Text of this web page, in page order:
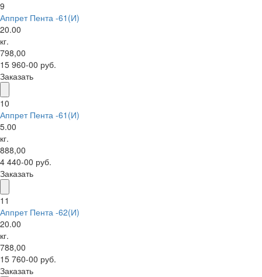
9
Аппрет Пента -61(И)
20.00
кг.
798,00
15 960-00 руб.
Заказать
10
Аппрет Пента -61(И)
5.00
кг.
888,00
4 440-00 руб.
Заказать
11
Аппрет Пента -62(И)
20.00
кг.
788,00
15 760-00 руб.
Заказать